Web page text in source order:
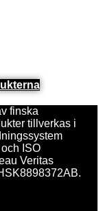
finska
tillverkas i
ISO
Veritas